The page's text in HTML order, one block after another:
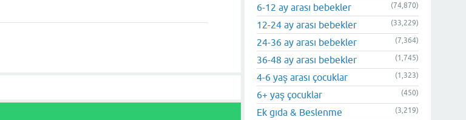
6-12 ay arası bebekler (74,870)
12-24 ay arası bebekler (33,229)
24-36 ay arası bebekler (7,364)
36-48 ay arası bebekler (1,745)
4-6 yaş arası çocuklar (1,323)
6+ yaş çocuklar (450)
Ek gıda & Beslenme (3,219)